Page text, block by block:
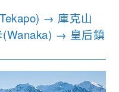
→ 庫克山
→ 皇后鎮